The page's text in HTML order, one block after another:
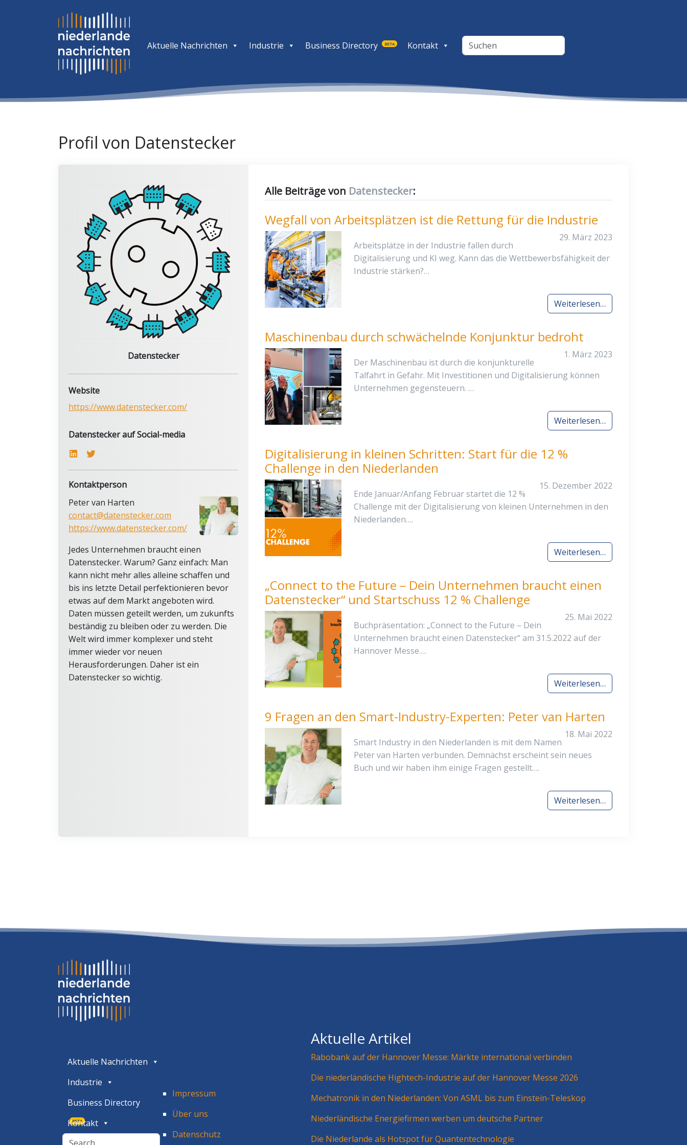
Aktuelle Nachrichten Industrie Business Directory BETA Kontakt
Profil von Datenstecker
Datenstecker
Website
https://www.datenstecker.com/
Datenstecker auf Social-media
Kontaktperson
Peter van Harten
contact@datenstecker.com
https://www.datenstecker.com/
Jedes Unternehmen braucht einen
Datenstecker. Warum? Ganz einfach: Man
kann nicht mehr alles alleine schaffen und
bis ins letzte Detail perfektionieren bevor
etwas auf dem Markt angeboten wird.
Daten müssen geteilt werden, um zukunfts
beständig zu bleiben oder zu werden. Die
Welt wird immer komplexer und steht
immer wieder vor neuen
Herausforderungen. Daher ist ein
Datenstecker so wichtig.
Alle Beiträge von Datenstecker:
Wegfall von Arbeitsplätzen ist die Rettung für die Industrie
29. März 2023
Arbeitsplätze in der Industrie fallen durch
Digitalisierung und KI weg. Kann das die Wettbewerbsfähigkeit der
Industrie stärken?…
Weiterlesen…
Maschinenbau durch schwächelnde Konjunktur bedroht
1. März 2023
Der Maschinenbau ist durch die konjunkturelle
Talfahrt in Gefahr. Mit Investitionen und Digitalisierung können
Unternehmen gegensteuern. …
Weiterlesen…
Digitalisierung in kleinen Schritten: Start für die 12 %
Challenge in den Niederlanden
15. Dezember 2022
Ende Januar/Anfang Februar startet die 12 %
Challenge mit der Digitalisierung von kleinen Unternehmen in den
Niederlanden….
Weiterlesen…
„Connect to the Future – Dein Unternehmen braucht einen
Datenstecker“ und Startschuss 12 % Challenge
25. Mai 2022
Buchpräsentation: „Connect to the Future – Dein
Unternehmen braucht einen Datenstecker“ am 31.5.2022 auf der
Hannover Messe….
Weiterlesen…
9 Fragen an den Smart-Industry-Experten: Peter van Harten
18. Mai 2022
Smart Industry in den Niederlanden is mit dem Namen
Peter van Harten verbunden. Demnächst erscheint sein neues
Buch und wir haben ihm einige Fragen gestellt….
Weiterlesen…
Aktuelle Nachrichten
Industrie
Business Directory
BETA
Kontakt
Impressum
Über uns
Datenschutz
Aktuelle Artikel
Rabobank auf der Hannover Messe: Märkte international verbinden
Die niederländische Hightech-Industrie auf der Hannover Messe 2026
Mechatronik in den Niederlanden: Von ASML bis zum Einstein-Teleskop
Niederländische Energiefirmen werben um deutsche Partner
Die Niederlande als Hotspot für Quantentechnologie